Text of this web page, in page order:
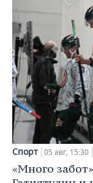
Спорт 05 авг, 15:30
«Много